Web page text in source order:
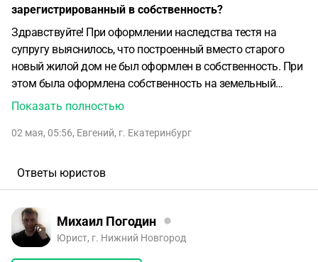
зарегистрированный в собственность?
Здравствуйте! При оформлении наследства тестя на
супругу выяснилось, что построенный вместо старого
новый жилой дом не был оформлен в собственность. При
этом была оформлена собственность на земельный
участок под ним, имелся кадастровый паспорт и
эксплуатацию. Подскажите пожалуйста порядок
ничего не объяснил, говорит надо обращаться в суд. На
необходимо получить какую-то бумагу о праве
наследника на дом.
Показать полностью
02 мая, 05:56, Евгений, г. Екатеринбург
Ответы юристов
Михаил Погодин
Юрист, г. Нижний Новгород